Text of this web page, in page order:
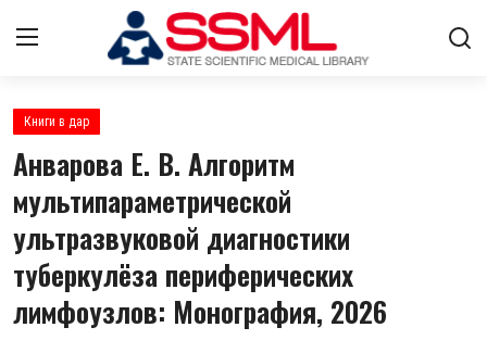
Авторизоваться
Главная
Архив журналов Узбекистана
О нас
Стратегический план развития
Книги в дар
Анварова Е. В. Алгоритм
мультипараметрической
ультразвуковой диагностики
туберкулёза периферических
лимфоузлов: Монография, 2026